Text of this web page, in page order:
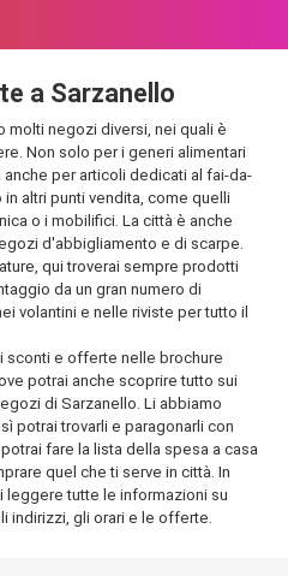
a Sarzanello
molti negozi diversi, nei quali è
Non solo per i generi alimentari
per articoli dedicati al fai-da-
altri punti vendita, come quelli
o i mobilifici. La città è anche
d'abbigliamento e di scarpe.
qui troverai sempre prodotti
da un gran numero di
volantini e nelle riviste per tutto il
sconti e offerte nelle brochure
potrai anche scoprire tutto sui
di Sarzanello. Li abbiamo
potrai trovarli e paragonarli con
fare la lista della spesa a casa
quel che ti serve in città. In
leggere tutte le informazioni su
indirizzi, gli orari e le offerte.